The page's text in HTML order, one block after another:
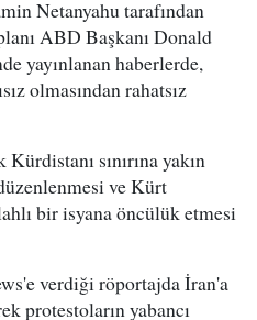
Netanyahu tarafından
ABD Başkanı Donald
yayınlanan haberlerde,
olmasından rahatsız
sınırına yakın
ve Kürt
bir isyana öncülük etmesi
verdiği röportajda İran'a
protestoların yabancı